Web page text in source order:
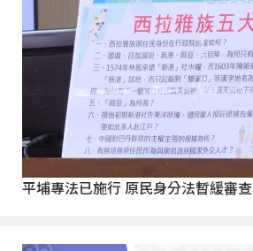
平埔專法已施行 原民身分法暫緩審查